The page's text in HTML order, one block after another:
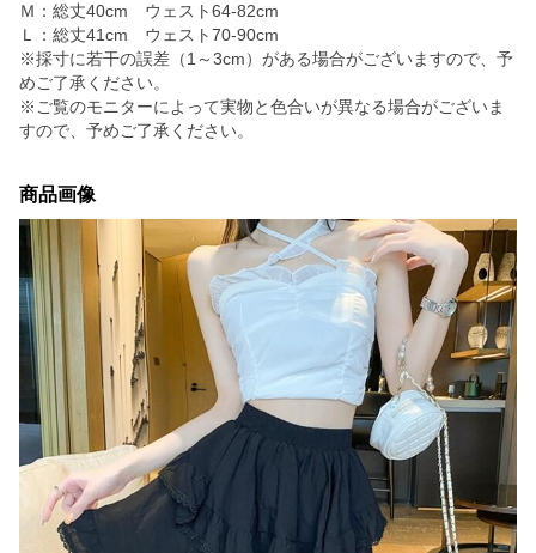
Ｍ：総丈40cm ウェスト64-82cm
Ｌ：総丈41cm ウェスト70-90cm
※採寸に若干の誤差（1～3cm）がある場合がございますので、予
めご了承ください。
※ご覧のモニターによって実物と色合いが異なる場合がございま
すので、予めご了承ください。
商品画像